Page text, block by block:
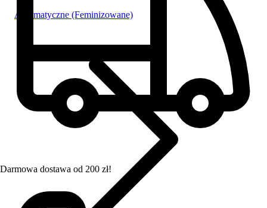
Darmowa dostawa od 200 zł!
Automatyczne (Feminizowane)